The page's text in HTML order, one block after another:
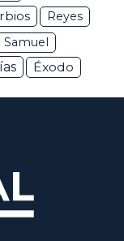
Reyes
Samuel
Éxodo